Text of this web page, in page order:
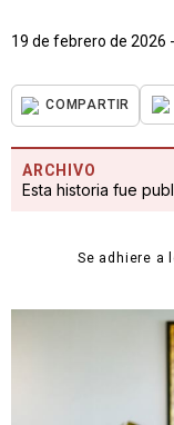
19 de febrero de 2026
COMPARTIR
ARCHIVO
Esta historia fue
Se adhiere a